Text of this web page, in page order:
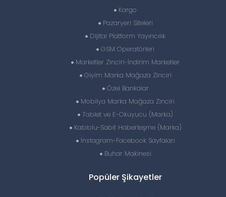
Kargo
Pazaryeri Siteleri
Dijital Platform Yayıncılık
GSM Operatörleri
Marketler Zinciri-İndirim Marketler
Giyim Marka Mağaza Zinciri
Özel Bankalar
Mobilya Marka Mağaza Zinciri
Tablet ve E-Okuyucu (Marka)
Kablolu-Sabit Haberleşme (Marka)
İnstagram-Facebook Sayfaları
Buhar Makinesi
Popüler Şikayetler